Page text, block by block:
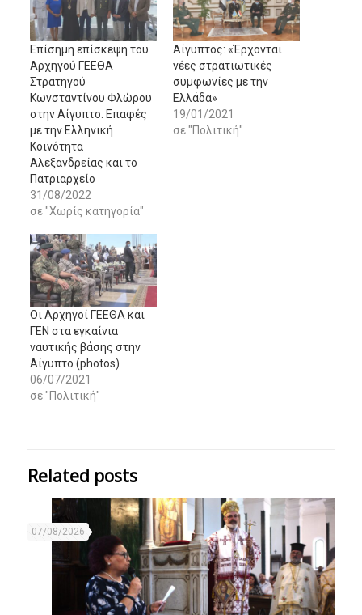
Eπίσημη επίσκεψη του
Αρχηγού ΓΕΕΘΑ
Στρατηγού
Κωνσταντίνου Φλώρου
στην Αίγυπτο. Επαφές
με την Ελληνική
Κοινότητα
Αλεξανδρείας και το
Πατριαρχείο
31/08/2022
σε "Χωρίς κατηγορία"
Αίγυπτος: «Έρχονται
νέες στρατιωτικές
συμφωνίες με την
Ελλάδα»
19/01/2021
σε "Πολιτική"
Oι Αρχηγοί ΓΕΕΘΑ και
ΓΕΝ στα εγκαίνια
ναυτικής βάσης στην
Αίγυπτο (photos)
06/07/2021
σε "Πολιτική"
Related posts
07/08/2026